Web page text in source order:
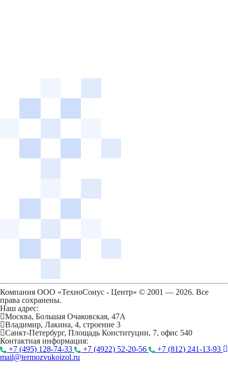
Компания ООО «ТехноСонус - Центр» © 2001 — 2026. Все
права сохранены.
Наш адрес:
Москва, Большая Очаковская, 47А
Владимир, Лакина, 4, строение 3
Санкт-Петербург, Площадь Конституции, 7, офис 540
Контактная информация:
+7 (495) 128-74-33
+7 (4922) 52-20-56
+7 (812) 241-13-93
mail@termozvukoizol.ru